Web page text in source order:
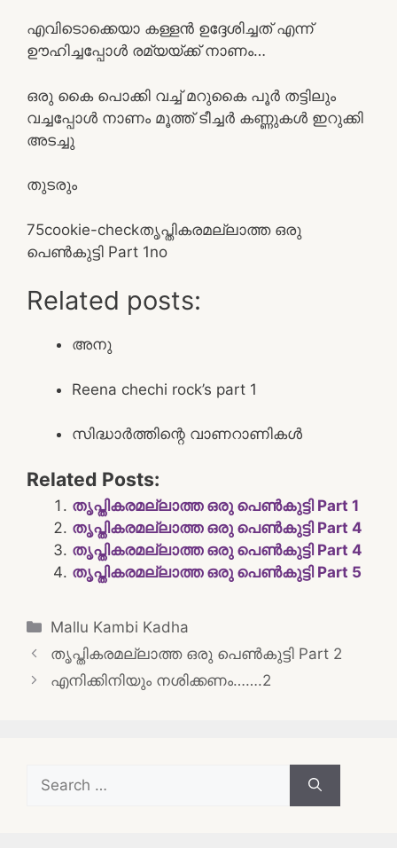
എവിടൊക്കെയാ കള്ളൻ ഉദ്ദേശിച്ചത് എന്ന്
ഊഹിച്ചപ്പോൾ രമ്യയ്ക്ക് നാണം…
ഒരു കൈ പൊക്കി വച്ച് മറുകൈ പൂർ തട്ടിലും
വച്ചപ്പോൾ നാണം മൂത്ത് ടീച്ചർ കണ്ണുകൾ ഇറുക്കി
അടച്ചു
തുടരും
75cookie-checkതൃപ്തികരമല്ലാത്ത ഒരു
പെൺകുട്ടി Part 1no
Related posts:
അനു
Reena chechi rock’s part 1
സിദ്ധാർത്തിന്റെ വാണറാണികൾ
Related Posts:
തൃപ്തികരമല്ലാത്ത ഒരു പെൺകുട്ടി Part 1
തൃപ്തികരമല്ലാത്ത ഒരു പെൺകുട്ടി Part 4
തൃപ്തികരമല്ലാത്ത ഒരു പെൺകുട്ടി Part 4
തൃപ്തികരമല്ലാത്ത ഒരു പെൺകുട്ടി Part 5
Categories
Mallu Kambi Kadha
Post
navigation
തൃപ്തികരമല്ലാത്ത ഒരു പെൺകുട്ടി Part 2
എനിക്കിനിയും നശിക്കണം…….2
for: